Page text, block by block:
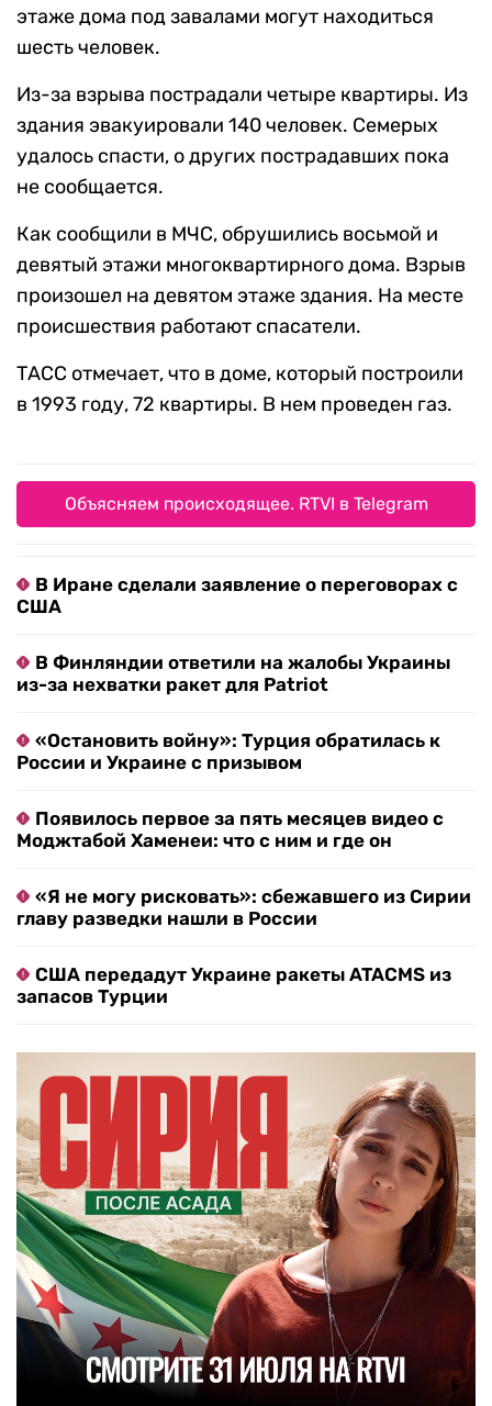
этаже дома под завалами могут находиться
шесть человек.
Из-за взрыва пострадали четыре квартиры. Из
здания эвакуировали 140 человек. Семерых
удалось спасти, о других пострадавших пока
не сообщается.
Как сообщили в МЧС, обрушились восьмой и
девятый этажи многоквартирного дома. Взрыв
произошел на девятом этаже здания. На месте
происшествия работают спасатели.
ТАСС отмечает, что в доме, который построили
в 1993 году, 72 квартиры. В нем проведен газ.
Объясняем происходящее. RTVI в Telegram
В Иране сделали заявление о переговорах с
США
В Финляндии ответили на жалобы Украины
из-за нехватки ракет для Patriot
«Остановить войну»: Турция обратилась к
России и Украине с призывом
Появилось первое за пять месяцев видео с
Моджтабой Хаменеи: что с ним и где он
«Я не могу рисковать»: сбежавшего из Сирии
главу разведки нашли в России
США передадут Украине ракеты ATACMS из
запасов Турции